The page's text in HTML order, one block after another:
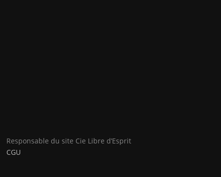
Responsable du site Cie Libre d’Esprit
CGU